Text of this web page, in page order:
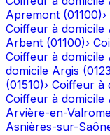
Apremont (01100)›
Coiffeur à domicile
Arbent (01100)›
Coiffeur à domicile
domicile Argis (
(01510)› Coiffeur à
Coiffeur à domicile
Arvière-en-
Asnières-sur-